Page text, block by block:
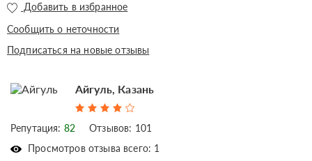
Добавить в избранное
Сообщить о неточности
Подписаться на новые отзывы
Айгуль, Казань
Репутация: 82
Отзывов: 101
Просмотров отзыва всего: 1